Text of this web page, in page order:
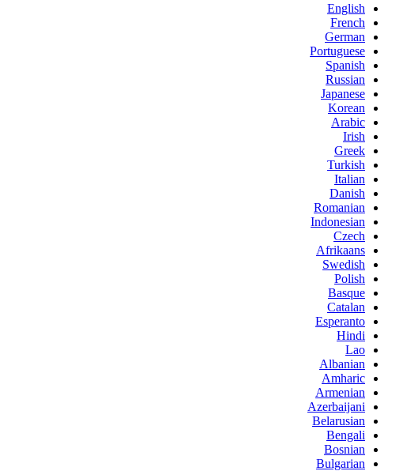
English
French
German
Portuguese
Spanish
Russian
Japanese
Korean
Arabic
Irish
Greek
Turkish
Italian
Danish
Romanian
Indonesian
Czech
Afrikaans
Swedish
Polish
Basque
Catalan
Esperanto
Hindi
Lao
Albanian
Amharic
Armenian
Azerbaijani
Belarusian
Bengali
Bosnian
Bulgarian